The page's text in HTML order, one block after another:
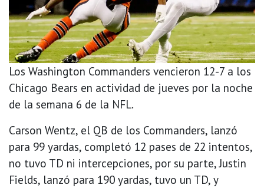
Los Washington Commanders vencieron 12-7 a los
Chicago Bears en actividad de jueves por la noche
de la semana 6 de la NFL.
Carson Wentz, el QB de los Commanders, lanzó
para 99 yardas, completó 12 pases de 22 intentos,
no tuvo TD ni intercepciones, por su parte, Justin
Fields, lanzó para 190 yardas, tuvo un TD, y